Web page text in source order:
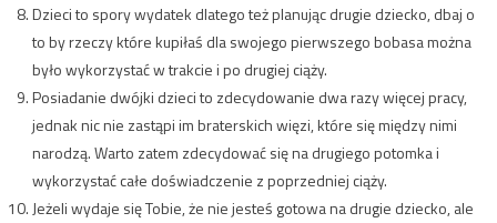
Dzieci to spory wydatek dlatego też planując drugie dziecko, dbaj o
to by rzeczy które kupiłaś dla swojego pierwszego bobasa można
było wykorzystać w trakcie i po drugiej ciąży.
Posiadanie dwójki dzieci to zdecydowanie dwa razy więcej pracy,
jednak nic nie zastąpi im braterskich więzi, które się między nimi
narodzą. Warto zatem zdecydować się na drugiego potomka i
wykorzystać całe doświadczenie z poprzedniej ciąży.
Jeżeli wydaje się Tobie, że nie jesteś gotowa na drugie dziecko, ale